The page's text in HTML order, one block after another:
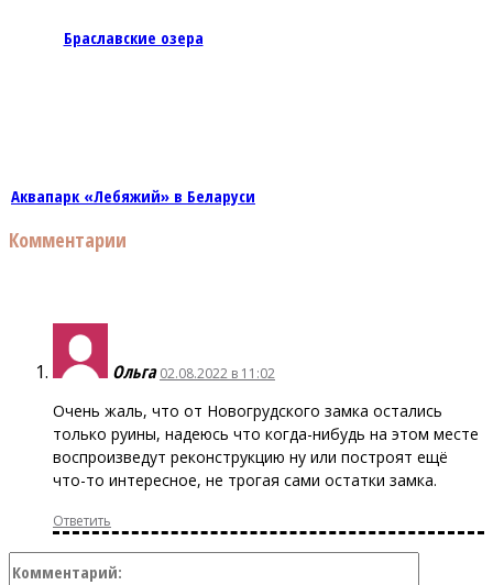
Браславские озера
Аквапарк «Лебяжий» в Беларуси
Комментарии
Ольга 02.08.2022 в 11:02
Очень жаль, что от Новогрудского замка остались
только руины, надеюсь что когда-нибудь на этом месте
воспроизведут реконструкцию ну или построят ещё
что-то интересное, не трогая сами остатки замка.
Ответить